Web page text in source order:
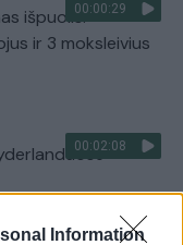
Information
00:00:29
išpuolis:
ir 3 moksleivius
00:02:08